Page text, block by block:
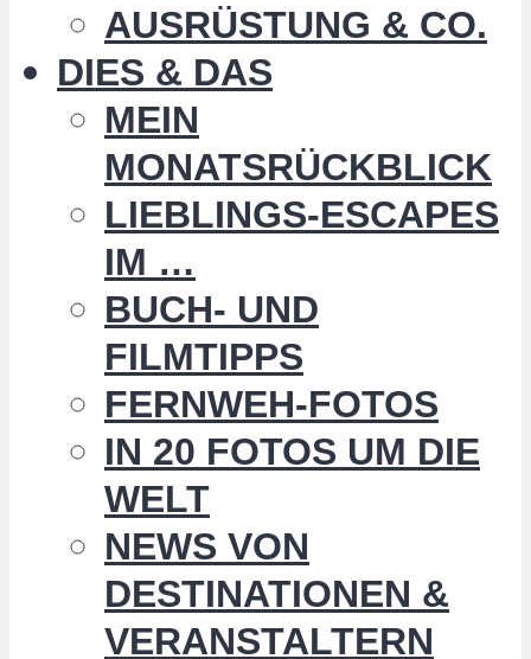
AUSRÜSTUNG & CO.
DIES & DAS
MEIN
MONATSRÜCKBLICK
LIEBLINGS-ESCAPES
IM …
BUCH- UND
FILMTIPPS
FERNWEH-FOTOS
IN 20 FOTOS UM DIE
WELT
NEWS VON
DESTINATIONEN &
VERANSTALTERN